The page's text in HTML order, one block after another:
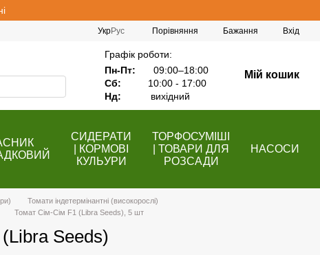
УкрРус Порівняння Бажання Вхід
Графік роботи:
Пн-Пт:
09:00–18:00
Сб:
10:00 - 17:00
Нд:
вихідний
Мій кошик
СИДЕРАТИ
| КОРМОВІ
КУЛЬУРИ
ТОРФОСУМІШІ
| ТОВАРИ ДЛЯ
РОЗСАДИ
НАСОСИ
Томати індетермінантні (високорослі)
Томат Сім-Сім F1 (Libra Seeds), 5 шт
Seeds)